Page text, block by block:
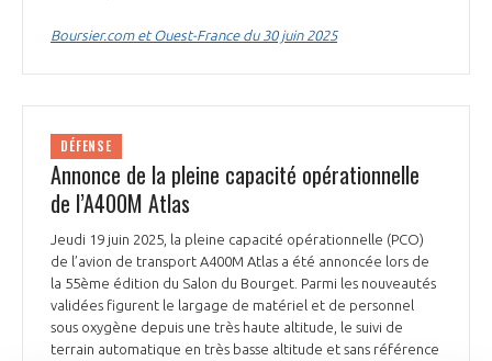
Boursier.com et Ouest-France du 30 juin 2025
DÉFENSE
Annonce de la pleine capacité opérationnelle
de l’A400M Atlas
Jeudi 19 juin 2025, la pleine capacité opérationnelle (PCO)
de l’avion de transport A400M Atlas a été annoncée lors de
la 55ème édition du Salon du Bourget. Parmi les nouveautés
validées figurent le largage de matériel et de personnel
sous oxygène depuis une très haute altitude, le suivi de
terrain automatique en très basse altitude et sans référence